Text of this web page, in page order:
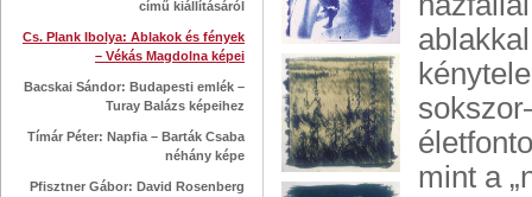
című kiállításáról
Cs. Plank Ibolya: Ablakok és fények
– Vékás Magdolna képei
Bacskai Sándor: Budapesti emlék –
Turay Balázs képeihez
Tímár Péter: Napfia – Barták Csaba
néhány képe
Pfisztner Gábor: David Rosenberg
mint a